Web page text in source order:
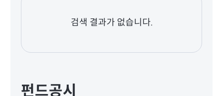
검색 결과가 없습니다.
펀드공시